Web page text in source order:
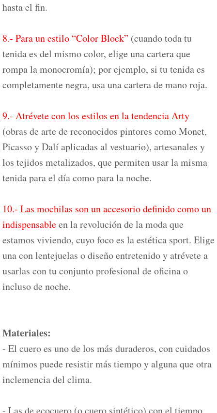
hasta el fin.
8.- Para un estilo “Color Block” (cuando toda tu
tenida es del mismo color, elige una cartera que
rompa la monocromía); por ejemplo, si tu tenida es
completamente negra, usa una cartera de mano roja.
9.- Atrévete con los estilos en la tendencia Arty
(obras de arte de reconocidos pintores como Monet,
Picasso y Dalí aplicadas al vestuario), artesanales y
los tejidos metalizados, que permiten usar la misma
tenida para el día como para la noche.
10.- Las mochilas son un accesorio definido como un
indispensableen la revolución de la moda que
estamos viviendo, cuyo foco es la estética sport. Elige
una con lentejuelas o diseño entretenido y atrévete a
usarlas con tu conjunto profesional de oficina o
incluso de noche.
Materiales:
- El cuero es uno de los más duraderos, con cuidados
mínimos puede resistir más tiempo y alguna que otra
inclemencia del clima.
- Las de ecocuero (o cuero sintético) con el tiempo